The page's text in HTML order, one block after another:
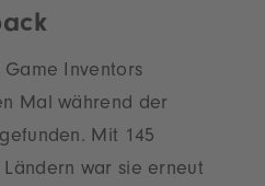
Inventors
Mal während der
Mit 145
Ländern war sie erneut